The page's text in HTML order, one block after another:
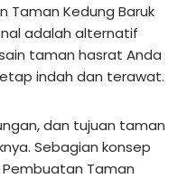
Taman Kedung Baruk
adalah alternatif
taman hasrat Anda
indah dan terawat.
dan tujuan taman
Sebagian konsep
Taman